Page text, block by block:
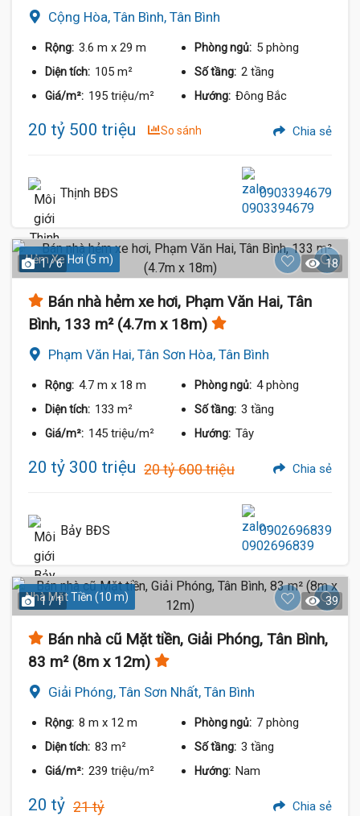
Cộng Hòa, Tân Bình, Tân Bình
Rộng: 3.6 m x 29 m Phòng ngủ: 5 phòng
Diện tích: 105 m² Số tầng: 2 tầng
Giá/m²: 195 triệu/m² Hướng: Đông Bắc
20 tỷ 500 triệu So sánh Chia sẻ
Thịnh BĐS 0903394679
Hẻm Xe Hơi (5 m)
1 / 6 18
Bán nhà hẻm xe hơi, Phạm Văn Hai, Tân
Bình, 133 m² (4.7m x 18m)
Phạm Văn Hai, Tân Sơn Hòa, Tân Bình
Rộng: 4.7 m x 18 m Phòng ngủ: 4 phòng
Diện tích: 133 m² Số tầng: 3 tầng
Giá/m²: 145 triệu/m² Hướng: Tây
20 tỷ 300 triệu 20 tỷ 600 triệu Chia sẻ
Bảy BĐS 0902696839
Nhà Mặt Tiền (10 m)
1 / 1 39
Bán nhà cũ Mặt tiền, Giải Phóng, Tân Bình,
83 m² (8m x 12m)
Giải Phóng, Tân Sơn Nhất, Tân Bình
Rộng: 8 m x 12 m Phòng ngủ: 7 phòng
Diện tích: 83 m² Số tầng: 3 tầng
Giá/m²: 239 triệu/m² Hướng: Nam
20 tỷ 21 tỷ Chia sẻ